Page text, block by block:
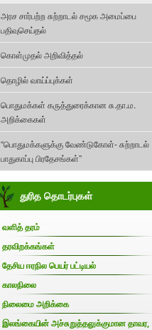
அரச சார்பற்ற சுற்றாடல் சமூக அமைப்பை
பதிவுசெய்தல்
கொள்முதல் அறிவித்தல்
தொழில் வாய்ப்புக்கள்
பொதுமக்கள் கருத்துரைக்கான சு.தா.ம.
அறிக்கைகள்
“பொதுமக்களுக்கு வேண்டுகோள்- சுற்றாடல்
பாதுகாப்பு பிரதேசங்கள்”
துரித தொடர்புகள்
வளித் தரம்
தரவிறக்கங்கள்
தேசிய ஈரநில பெயர் பட்டியல்
காலநிலை
நிலைமை அறிக்கை
இலங்கையின் அச்சுறுத்தலுக்குமான தாவர,